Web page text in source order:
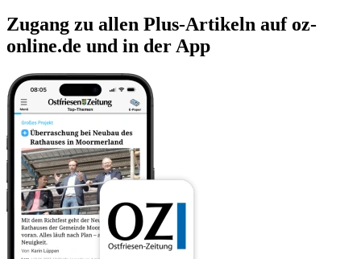
Zugang zu allen Plus-Artikeln auf oz-
online.de und in der App